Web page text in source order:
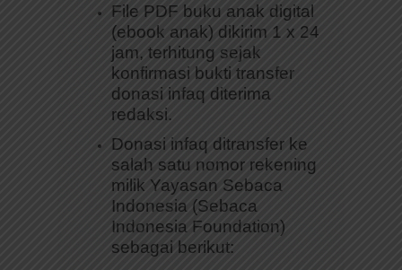
File PDF buku anak digital
(ebook anak) dikirim 1 x 24
jam, terhitung sejak
konfirmasi bukti transfer
donasi infaq diterima
redaksi.
Donasi infaq ditransfer ke
salah satu nomor rekening
milik Yayasan Sebaca
Indonesia (Sebaca
Indonesia Foundation)
sebagai berikut: